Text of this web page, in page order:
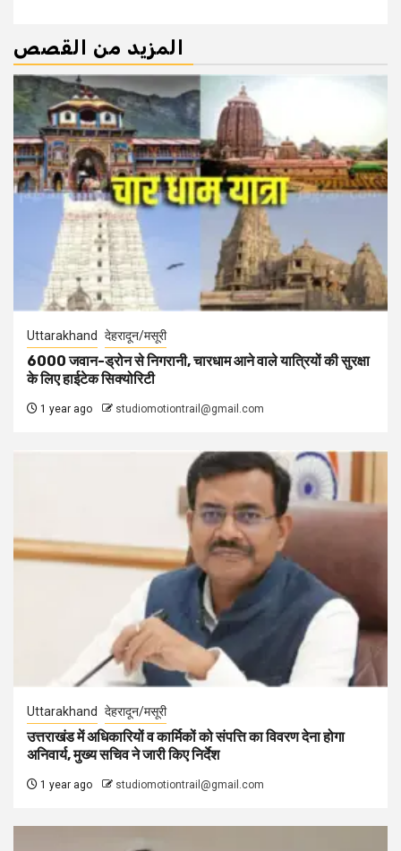
المزيد من القصص
Uttarakhand देहरादून/मसूरी
6000 जवान-ड्रोन से निगरानी, चारधाम आने वाले यात्रियों की सुरक्षा
के लिए हाईटेक सिक्योरिटी
1 year ago studiomotiontrail@gmail.com
Uttarakhand देहरादून/मसूरी
उत्तराखंड में अधिकारियों व कार्मिकों को संपत्ति का विवरण देना होगा
अनिवार्य, मुख्य सचिव ने जारी किए निर्देश
1 year ago studiomotiontrail@gmail.com